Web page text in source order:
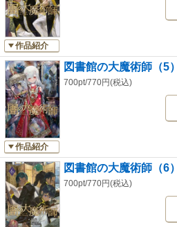
作品紹介
作品紹介
図書館の大魔術師（5）
700pt/770円(税込)
図書館の大魔術師（6）
700pt/770円(税込)